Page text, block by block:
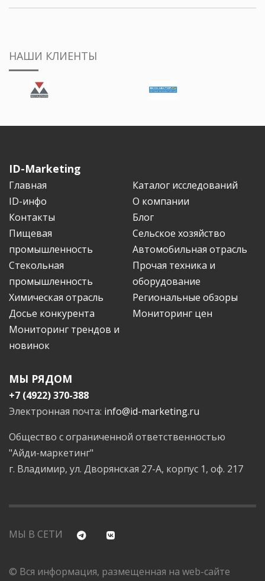
НАШИ КЛИЕНТЫ
ID-Marketing
Главная
Каталог исследований
ID-инфо
О компании
Контакты
Блог
Пищевая
промышленность
Сельское хозяйство
Автомобильная отрасль
Стекольная
промышленность
Прочая техника и
оборудование
Химическая отрасль
Региональные обзоры
Досье конкурента
Мониторинг цен
Мониторинг трендов и
новинок
МЫ РЯДОМ
+7 (4922) 370-388
Электронная почта: info@id-marketing.ru
Общество с ограниченной ответственностью
"Айди-маркетинг"
г. Владимир, ул. Дворянская 27-А, корпус 1, оф. 217
МЫ В СЕТИ
© Вся информация, размещенная на web-сайте